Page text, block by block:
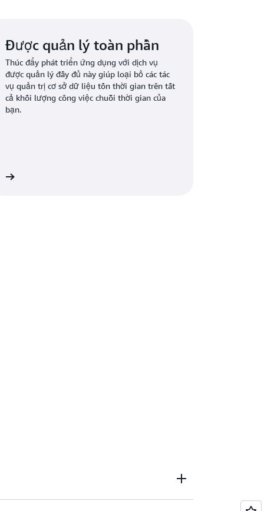
Được quản lý toàn phần
Thúc đẩy phát triển ứng dụng với dịch vụ
được quản lý đầy đủ này giúp loại bỏ các tác
vụ quản trị cơ sở dữ liệu tốn thời gian trên tất
cả khối lượng công việc chuỗi thời gian của
bạn.